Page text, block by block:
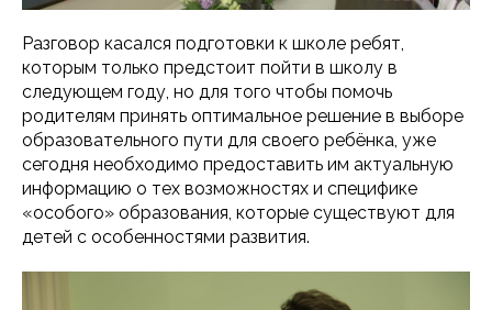
Разговор касался подготовки к школе ребят,
которым только предстоит пойти в школу в
следующем году, но для того чтобы помочь
родителям принять оптимальное решение в выборе
образовательного пути для своего ребёнка, уже
сегодня необходимо предоставить им актуальную
информацию о тех возможностях и специфике
«особого» образования, которые существуют для
детей с особенностями развития.